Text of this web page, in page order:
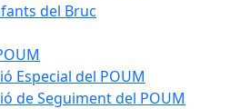
del Bruc
Especial del POUM
de Seguiment del POUM